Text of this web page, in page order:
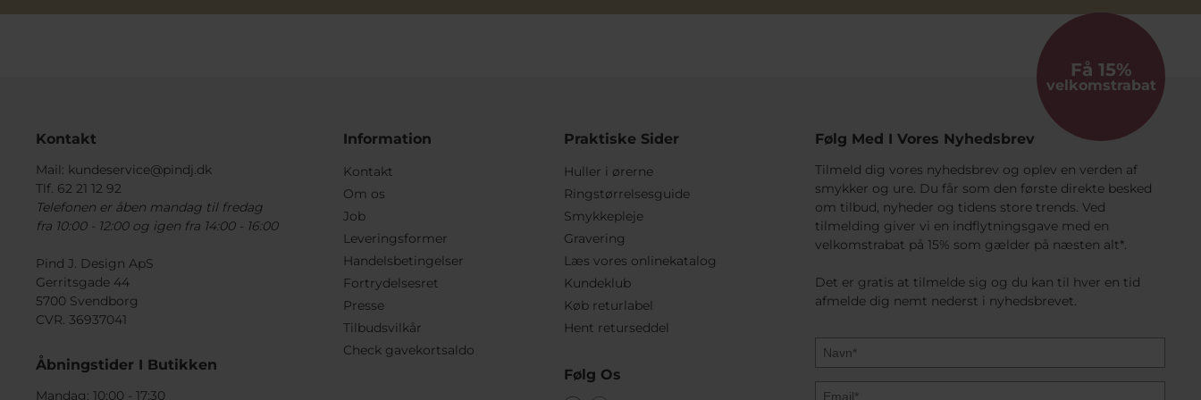
Kontakt
Mail: kundeservice@pindj.dk
Tlf. 62 21 12 92
Telefonen er åben mandag til fredag
fra 10:00 - 12:00 og igen fra 14:00 - 16:00
Pind J. Design ApS
Gerritsgade 44
5700 Svendborg
CVR. 36937041
Åbningstider I Butikken
Mandag: 10:00 - 17:30
Information
Kontakt
Om os
Job
Leveringsformer
Handelsbetingelser
Fortrydelsesret
Presse
Tilbudsvilkår
Check gavekortsaldo
Praktiske Sider
Huller i ørerne
Ringstørrelsesguide
Smykkepleje
Gravering
Læs vores onlinekatalog
Kundeklub
Køb returlabel
Hent returseddel
Følg Os
Få 15%
velkomstrabat
Følg Med I Vores Nyhedsbrev
Tilmeld dig vores nyhedsbrev og oplev en verden af
smykker og ure. Du får som den første direkte besked
om tilbud, nyheder og tidens store trends. Ved
tilmelding giver vi en indflytningsgave med en
velkomstrabat på 15% som gælder på næsten alt*.
Det er gratis at tilmelde sig og du kan til hver en tid
afmelde dig nemt nederst i nyhedsbrevet.